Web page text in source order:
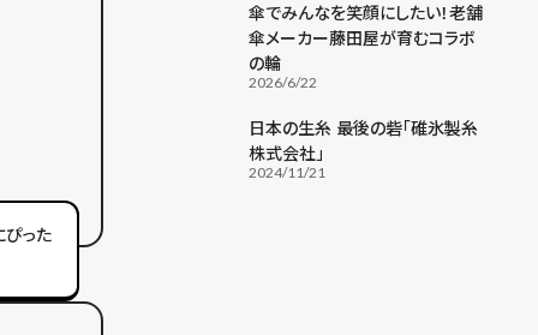
ぴった
傘でみんなを笑顔にしたい！老舗
傘メーカー藤田屋が育むコラボ
の輪
2026/6/22
日本の生糸 最後の砦「碓氷製糸
株式会社」
2024/11/21